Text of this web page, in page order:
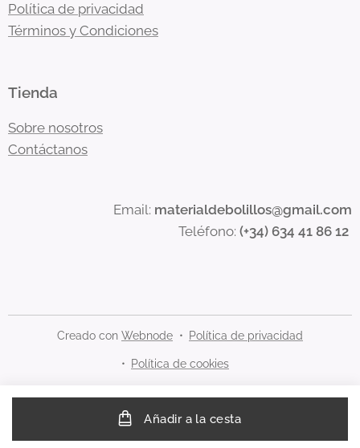
Añadir a la cesta
Política de privacidad
Términos y Condiciones
Tienda
Sobre nosotros
Contáctanos
Email: materialdebolillos@gmail.com
Teléfono: (+34) 634 41 86 12
Creado con Webnode Política de privacidad
Política de cookies